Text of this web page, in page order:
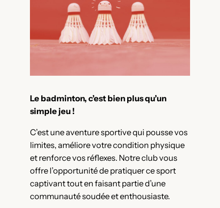
Le badminton, c’est bien plus qu’un
simple jeu !
C’est une aventure sportive qui pousse vos
limites, améliore votre condition physique
et renforce vos réflexes. Notre club vous
offre l’opportunité de pratiquer ce sport
captivant tout en faisant partie d’une
communauté soudée et enthousiaste.